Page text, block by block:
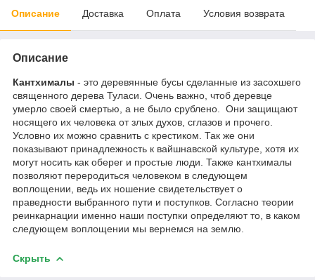
Описание Доставка Оплата Условия возврата
Описание
Кантхималы - это деревянные бусы сделанные из засохшего
священного дерева Туласи. Очень важно, чтоб деревце
умерло своей смертью, а не было срублено. Они защищают
носящего их человека от злых духов, сглазов и прочего.
Условно их можно сравнить с крестиком. Так же они
показывают принадлежность к вайшнавской культуре, хотя их
могут носить как оберег и простые люди. Также кантхималы
позволяют переродиться человеком в следующем
воплощении, ведь их ношение свидетельствует о
праведности выбранного пути и поступков. Согласно теории
реинкарнации именно наши поступки определяют то, в каком
следующем воплощении мы вернемся на землю.
Скрыть